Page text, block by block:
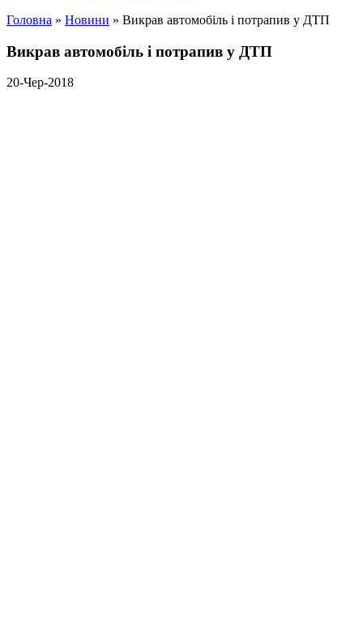
Головна » Новини » Викрав автомобіль і потрапив у ДТП
Викрав автомобіль і потрапив у ДТП
20-Чер-2018